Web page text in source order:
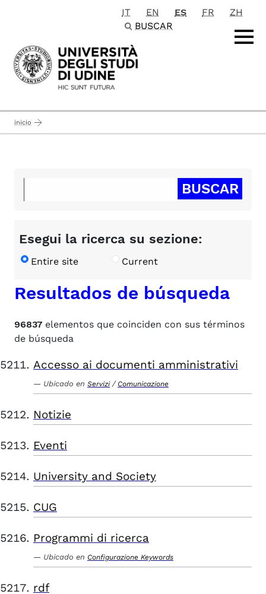
Passa al contenuto principale
IT EN ES FR
ZH
BUSCAR
inicio
Esegui la ricerca su sezione:
Entire site Current
Resultados de búsqueda
96837 elementos que coinciden con sus términos
de búsqueda
Accesso ai documenti amministrativi
Ubicado en Servizi / Comunicazione
Notizie
Eventi
University and Society
CUG
Programmi di ricerca
Ubicado en Configurazione Keywords
rdf